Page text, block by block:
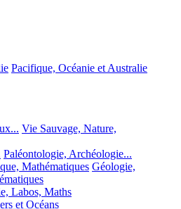
Pacifique, Océanie et Australie
Vie Sauvage, Nature,
Paléontologie, Archéologie...
Mathématiques Géologie,
Labos, Maths
et Océans